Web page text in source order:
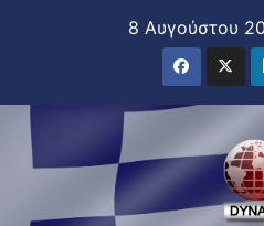
8 Αυγούστου